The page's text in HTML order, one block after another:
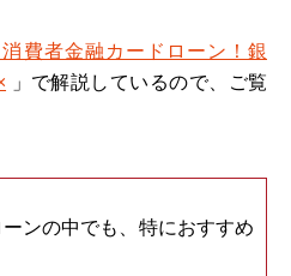
費者金融カードローン！銀
」で解説しているので、ご覧
ンの中でも、特におすすめ